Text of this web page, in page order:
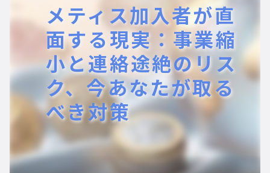
メティス加入者が直
面する現実：事業縮
小と連絡途絶のリス
ク、今あなたが取る
べき対策